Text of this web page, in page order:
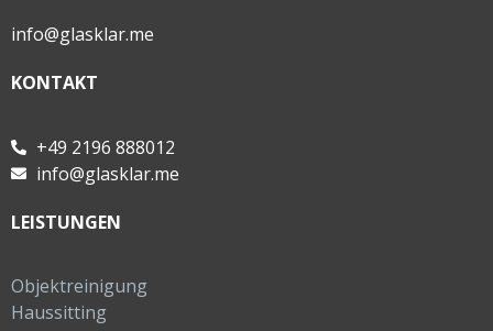
info@glasklar.me
KONTAKT
+49 2196 888012
info@glasklar.me
LEISTUNGEN
Objektreinigung
Haussitting